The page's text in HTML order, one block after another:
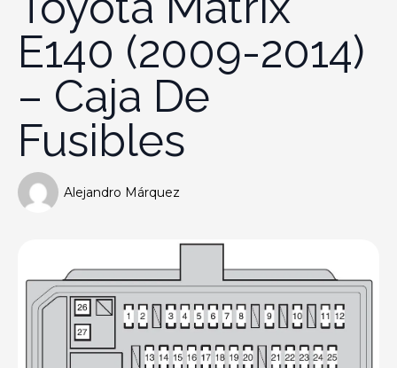
E140 (2009-2014)
– Caja De
Fusibles
Alejandro Márquez